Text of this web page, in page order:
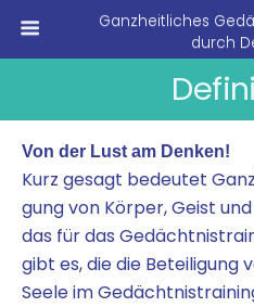
Ganzheitliches
durch
Von der Lust am Denken!
Kurz gesagt bedeu­tet
gung von Kör­per, Geist
das für das
gibt es, die die Betei­li­gung
See­le im